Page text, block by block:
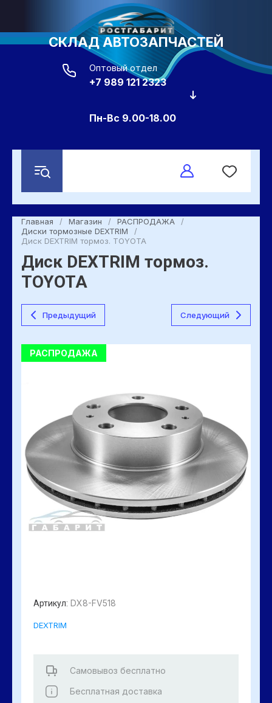
СКЛАД АВТОЗАПЧАСТЕЙ
Оптовый отдел
+7 989 121 2323
Пн-Вс 9.00-18.00
Главная / Магазин / РАСПРОДАЖА
/
Диски тормозные DEXTRIM
/
Диск DEXTRIM тормоз. TOYOTA
Диск DEXTRIM тормоз.
TOYOTA
Предыдущий Следующий
РАСПРОДАЖА
Артикул: DX8-FV518
DEXTRIM
Самовывоз бесплатно
Бесплатная доставка